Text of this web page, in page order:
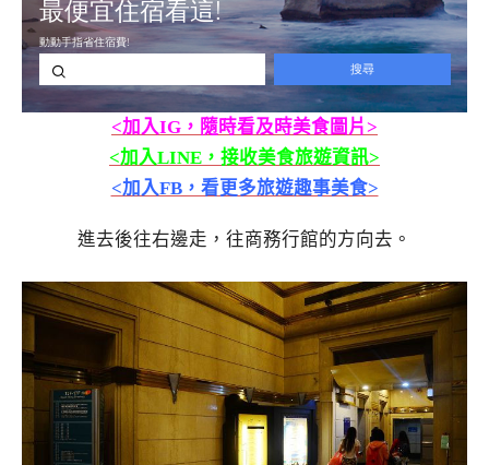
<加入IG，隨時看及時美食圖片>
<加入LINE，接收美食旅遊資訊>
<加入FB，看更多旅遊趣事美食>
進去後往右邊走，往商務行館的方向去。